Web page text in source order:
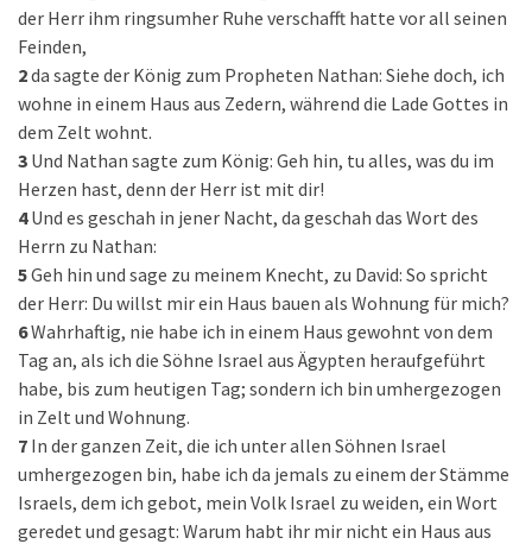
der Herr ihm ringsumher Ruhe verschafft hatte vor all seinen
Feinden,
2da sagte der König zum Propheten Nathan: Siehe doch, ich
wohne in einem Haus aus Zedern, während die Lade Gottes in
dem Zelt wohnt.
3 Und Nathan sagte zum König: Geh hin, tu alles, was du im
Herzen hast, denn der Herr ist mit dir!
4 Und es geschah in jener Nacht, da geschah das Wort des
Herrn zu Nathan:
5Geh hin und sage zu meinem Knecht, zu David: So spricht
der Herr: Du willst mir ein Haus bauen als Wohnung für mich?
6Wahrhaftig, nie habe ich in einem Haus gewohnt von dem
Tag an, als ich die Söhne Israel aus Ägypten heraufgeführt
habe, bis zum heutigen Tag; sondern ich bin umhergezogen
in Zelt und Wohnung.
7 In der ganzen Zeit, die ich unter allen Söhnen Israel
umhergezogen bin, habe ich da jemals zu einem der Stämme
Israels, dem ich gebot, mein Volk Israel zu weiden, ein Wort
geredet und gesagt: Warum habt ihr mir nicht ein Haus aus